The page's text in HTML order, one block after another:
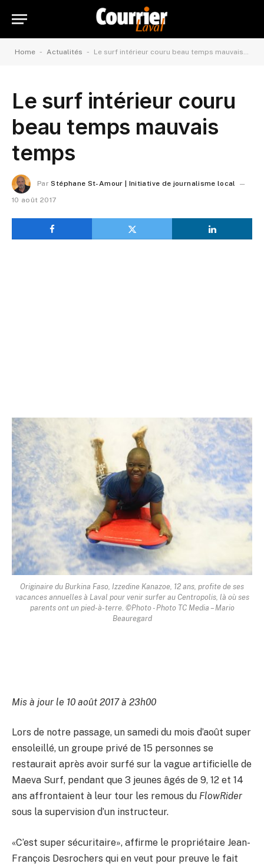
Home - Actualités - Le surf intérieur couru beau temps mauvais temps
Le surf intérieur couru
beau temps mauvais
temps
Par Stéphane St-Amour | Initiative de journalisme local
10 août 2017
Originaire du Burkina Faso, Izzedine Kanazoe, 12 ans, profite de ses
vacances annuelles à Laval pour venir surfer au Centropolis, là où ses
parents ont un pied-à-terre. ©Photo - Photo TC Media – Mario
Beauregard
Mis à jour le 10 août 2017 à 23h00
Lors de notre passage, un samedi du mois d’août super
ensoleillé, un groupe privé de 15 personnes se
restaurait après avoir surfé sur la vague artificielle de
Maeva Surf, pendant que 3 jeunes âgés de 9, 12 et 14
ans affrontaient à leur tour les remous du FlowRider
sous la supervision d’un instructeur.
«C’est super sécuritaire», affirme le propriétaire Jean-
François Desrochers qui en veut pour preuve le fait